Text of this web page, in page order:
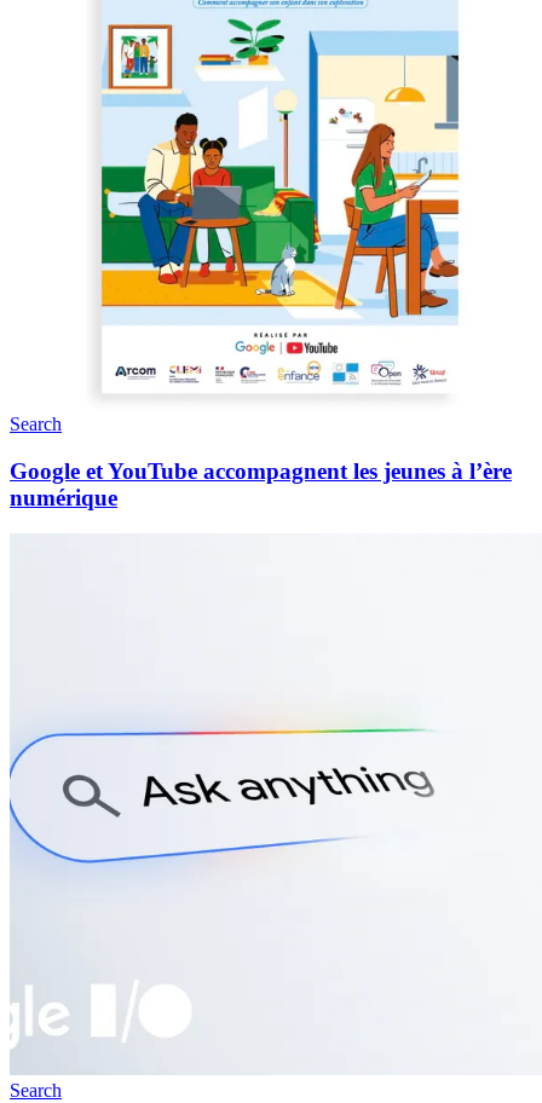
Search
Google et YouTube accompagnent les jeunes à l’ère
numérique
Search